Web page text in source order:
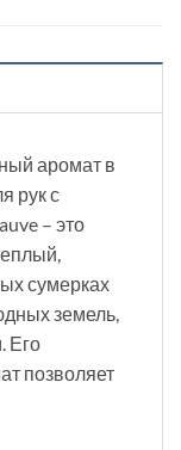
аромат в
рук с
– это
сумерках
земель,
Его
позволяет